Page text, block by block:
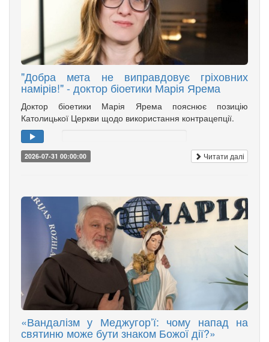
"Добра мета не виправдовує гріховних
намірів!" - доктор біоетики Марія Ярема
Доктор біоетики Марія Ярема пояснює позицію
Католицької Церкви щодо використання контрацепції.
2026-07-31 00:00:00 Читати далі
«Вандалізм у Меджугор’ї: чому напад на
святиню може бути знаком Божої дії?»